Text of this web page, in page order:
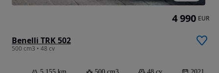
Benelli TRK 502
500 cm3 • 48 cv
4 990 EUR